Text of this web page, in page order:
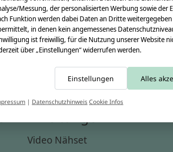
Video Nähset
Messung, der personalisierten Werbung sowie der
Funktion werden dabei Daten an Dritte
in denen kein angemessenes
ist freiwillig, für die Nutzung unserer Website
über „Einstellungen“ widerrufen werden.
Einstellungen Alles
| DatenschutzhinweisCookie Infos